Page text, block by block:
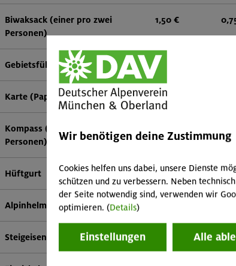
Biwaksack (einer pro zwei
Personen)
1,50 €
Gebietsführer -
Karte (Papier oder digital) -
Kompass (einer pro zwei
Personen)
Hüftgurt 2,50 €
Alpinhelm
Steigeisen mit Frontalzacken
Wir benötigen deine Zustimmung
Cookies helfen uns dabei, unsere Dienste
schützen und zu verbessern. Neben
der Seite notwendig sind, verwenden wir
optimieren. (Details)
Einstellungen Alle